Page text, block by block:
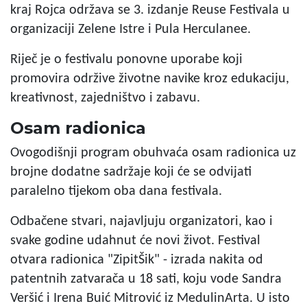
kraj Rojca održava se 3. izdanje Reuse Festivala u
organizaciji Zelene Istre i Pula Herculanee.
Riječ je o festivalu ponovne uporabe koji
promovira održive životne navike kroz edukaciju,
kreativnost, zajedništvo i zabavu.
Osam radionica
Ovogodišnji program obuhvaća osam radionica uz
brojne dodatne sadržaje koji će se odvijati
paralelno tijekom oba dana festivala.
Odbačene stvari, najavljuju organizatori, kao i
svake godine udahnut će novi život. Festival
otvara radionica "ZipitŠik" - izrada nakita od
patentnih zatvarača u 18 sati, koju vode Sandra
Veršić i Irena Buić Mitrović iz MedulinArta. U isto